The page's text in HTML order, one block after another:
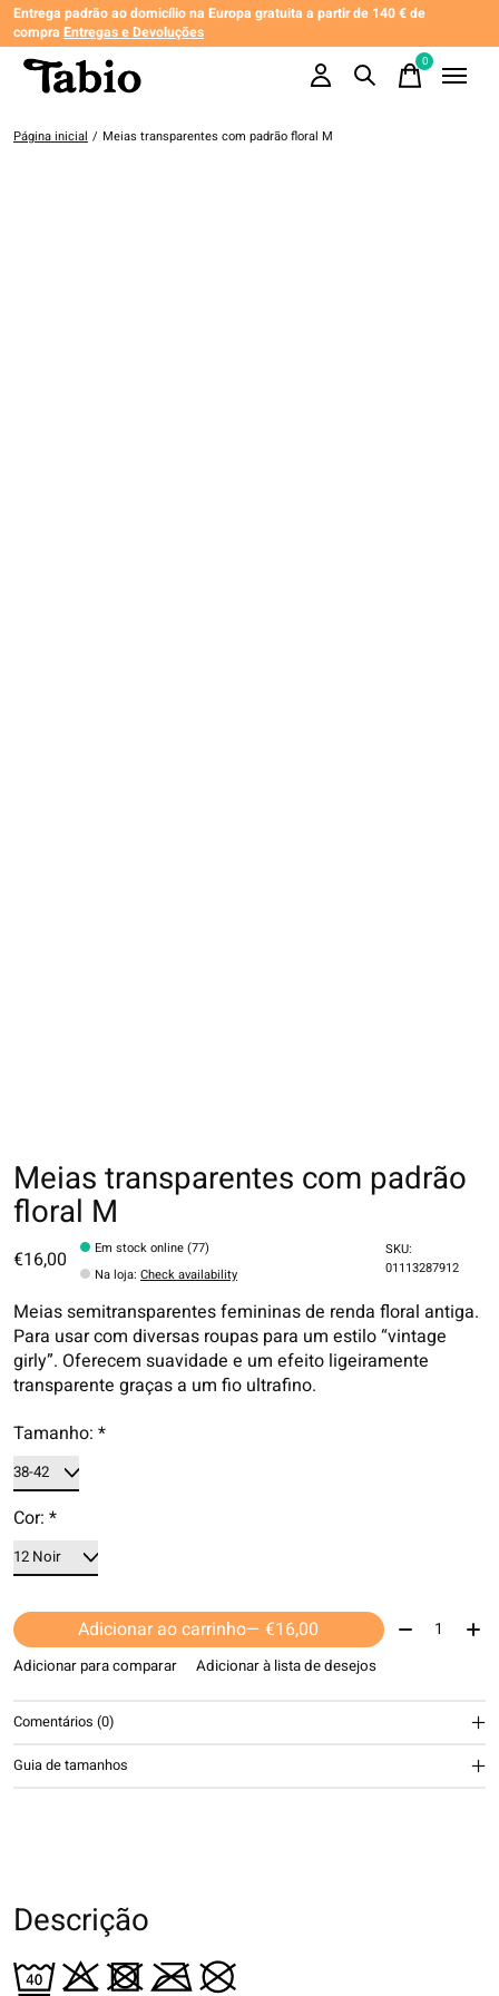
Entrega padrão ao domicílio na Europa gratuita a partir de 140 € de
compra Entregas e Devoluções
0items
Página inicial / Meias transparentes com padrão floral M
Meias transparentes com padrão
floral M
€16,00
Em stock online (77)
Na loja:Check availability
SKU:
01113287912
Meias semitransparentes femininas de renda floral antiga.
Para usar com diversas roupas para um estilo “vintage
girly”. Oferecem suavidade e um efeito ligeiramente
transparente graças a um fio ultrafino.
Tamanho: *
Cor: *
Adicionar ao carrinho — €16,00 Quantidade:
Adicionar para comparar Adicionar à lista de desejos
Comentários (0)
Guia de tamanhos
Descrição